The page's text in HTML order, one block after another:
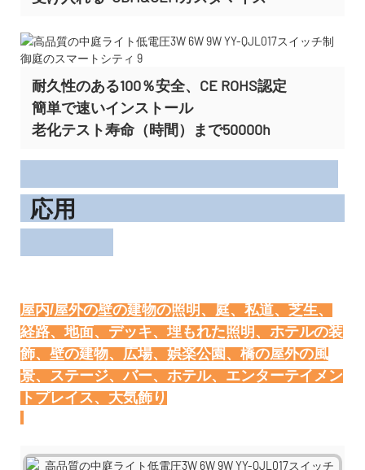
耐久性のある100％安全、CE ROHS認定
簡単で速いインストール
老化テスト寿命（時間）まで50000h
応用
屋内/屋外の壁の建物の照明、庭、私道、芝生、
経路、地面、デッキ、埋もれた照明、ホテルの装
飾、壁の建物、広場、娯楽公園、橋の屋外の風
景、ステージ、バー、ホテル、エンターテイメン